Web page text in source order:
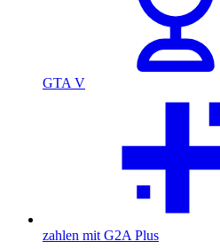
GTA V
zahlen mit G2A Plus